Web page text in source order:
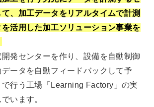
、加工データをリアルタイムで計測
を活用した加工ソリューション事業を
開発センターを作り、設備を自動制御
ータを自動フィードバックして予
行う工場「Learning Factory」の実
います。